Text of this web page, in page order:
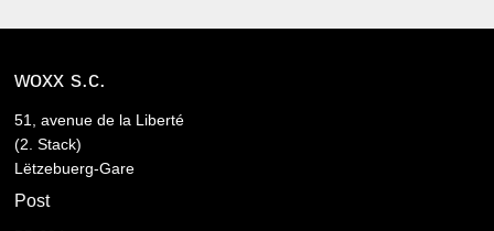
woxx s.c.
51, avenue de la Liberté
(2. Stack)
Lëtzebuerg-Gare
Post